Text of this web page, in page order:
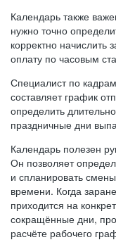
Календарь также
нужно точно
корректно начислить
оплату по часовым
Специалист по
составляет график
определить
праздничные дни
Календарь полезен
Он позволяет
и спланировать
времени. Когда
приходится на
сокращённые дни,
расчёте рабочего